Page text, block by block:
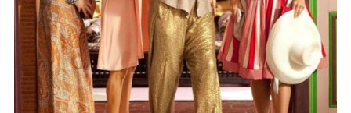
Συνταγές
Συμβουλές
Διατροφής
Υγεία – Ψυχολογία